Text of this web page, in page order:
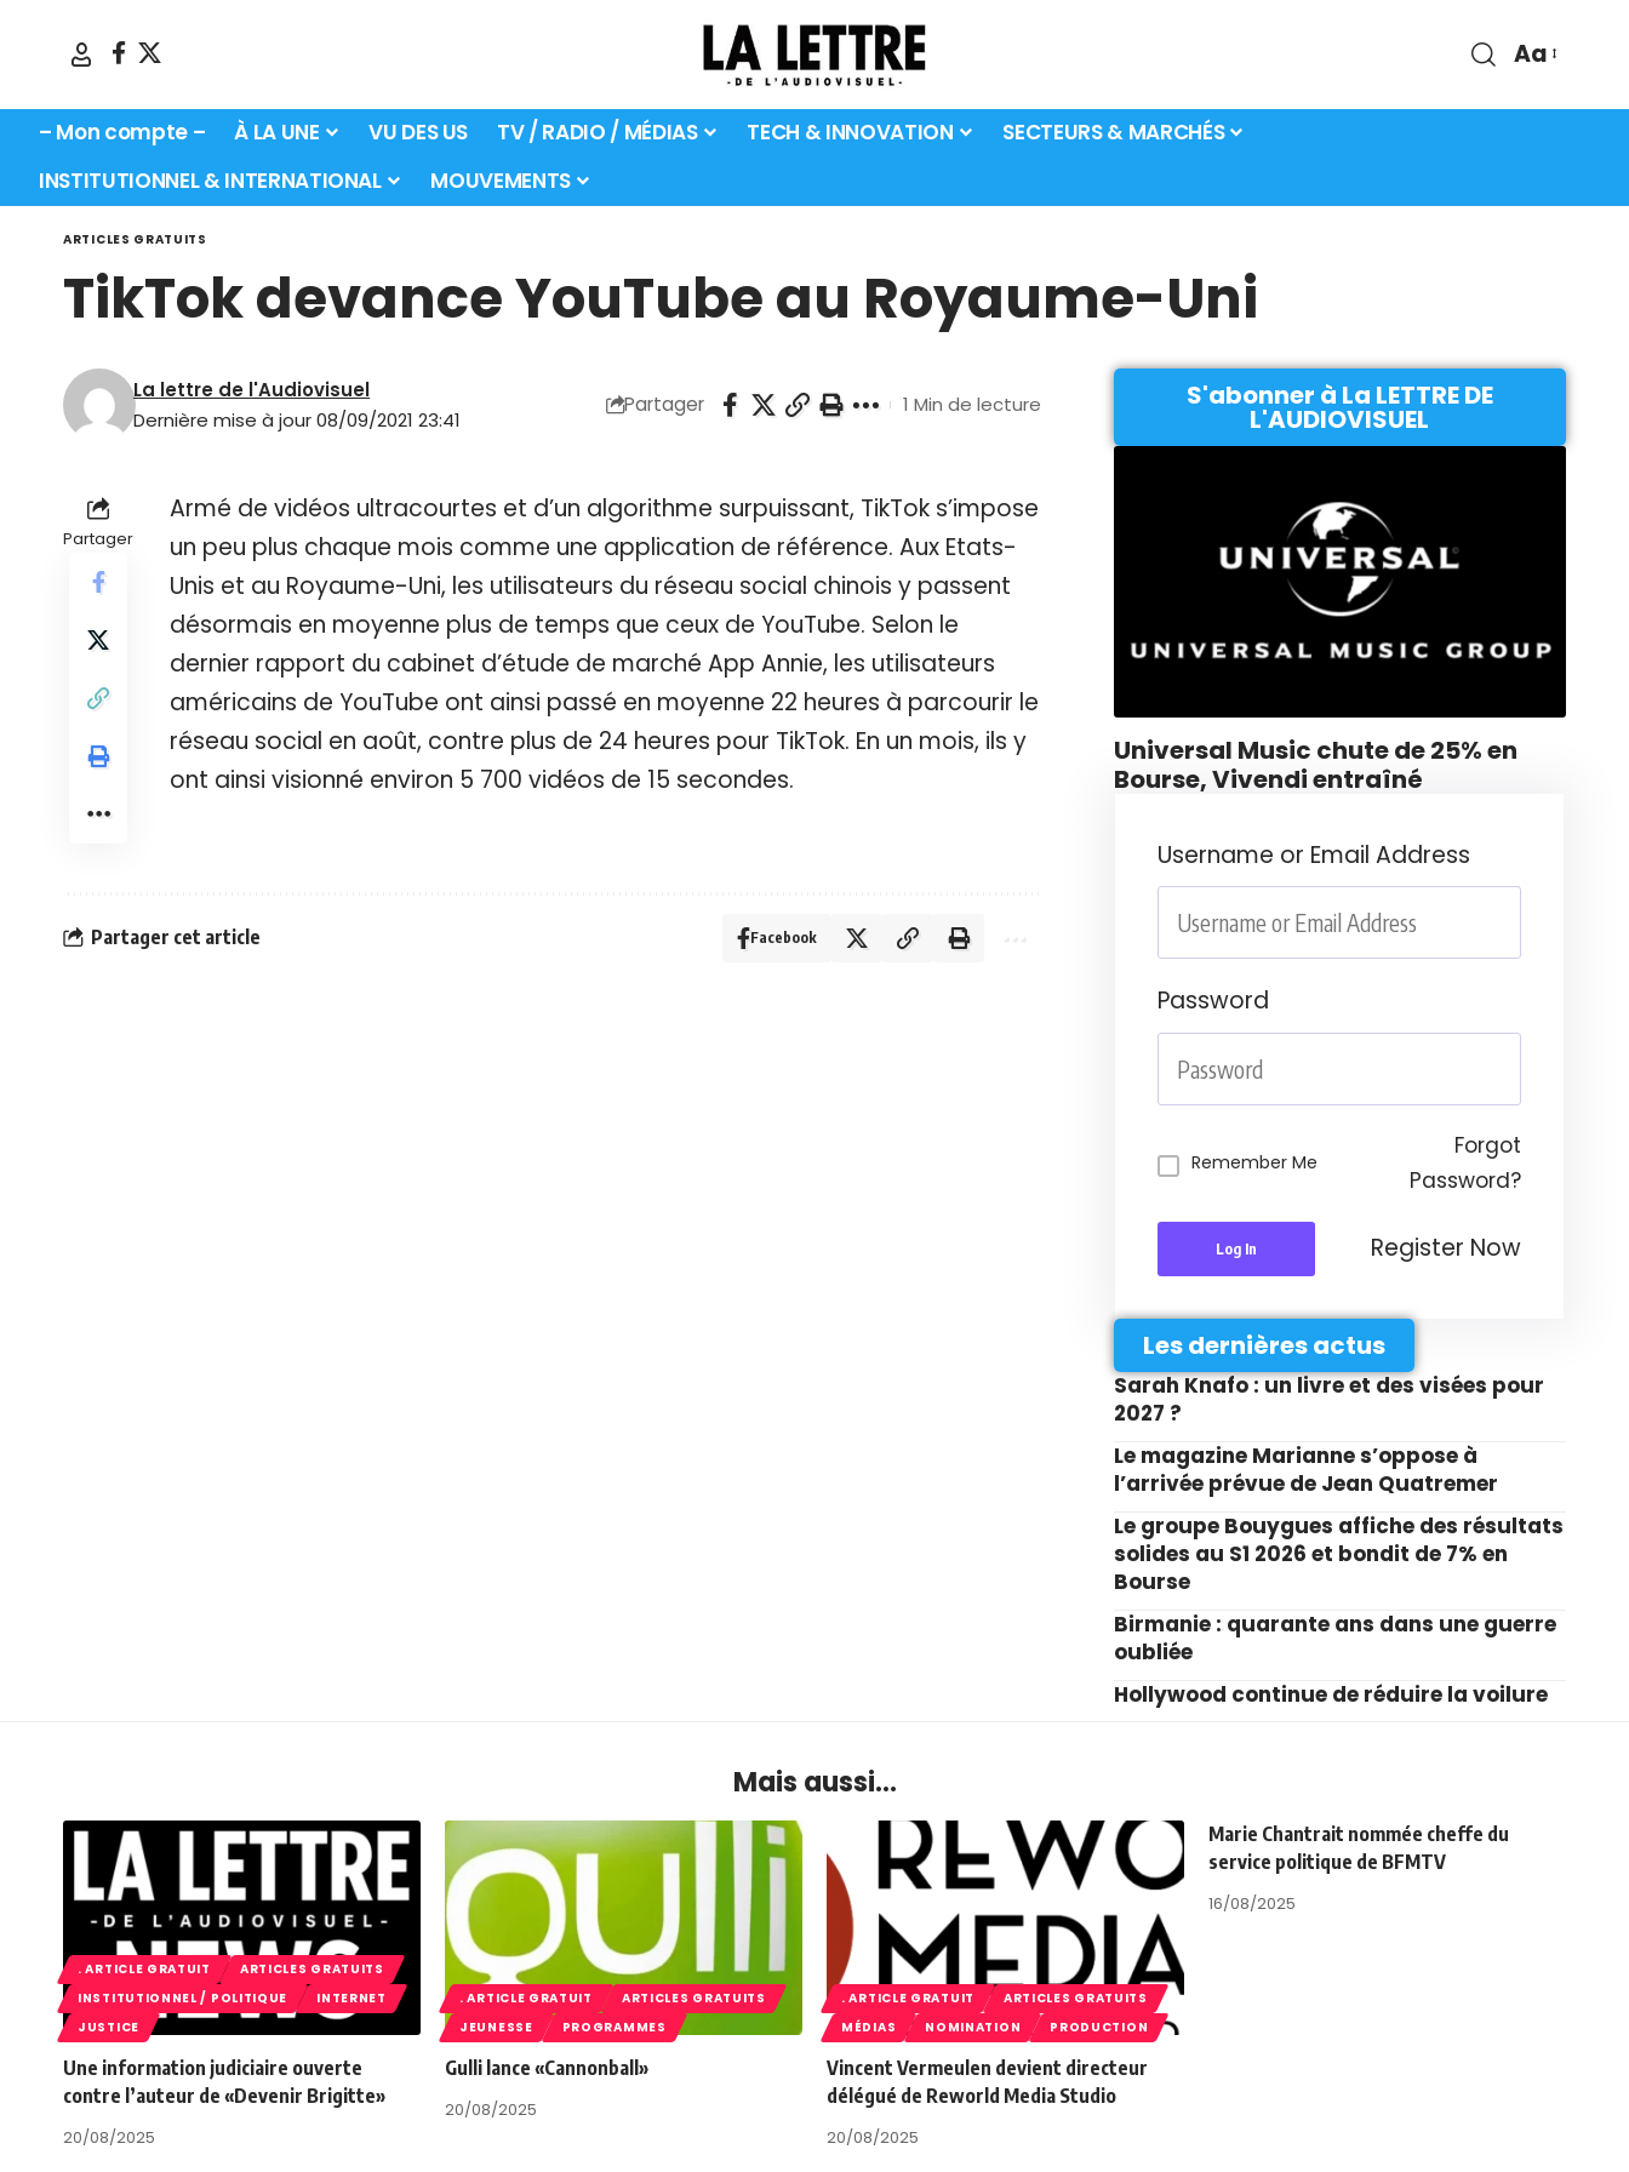
Aa
– Mon compte – À LA UNE VU DES US TV / RADIO / MÉDIAS TECH & INNOVATION
SECTEURS & MARCHÉS
INSTITUTIONNEL & INTERNATIONAL
MOUVEMENTS
ARTICLES GRATUITS
TikTok devance YouTube au Royaume-Uni
Dernière mise à jour 08/09/2021 23:41
La lettre de l'Audiovisuel
Partager 1 Min de lecture
Partager
Armé de vidéos ultracourtes et d’un algorithme surpuissant, TikTok s’impose
un peu plus chaque mois comme une application de référence. Aux Etats-
Unis et au Royaume-Uni, les utilisateurs du réseau social chinois y passent
désormais en moyenne plus de temps que ceux de YouTube. Selon le
dernier rapport du cabinet d’étude de marché App Annie, les utilisateurs
américains de YouTube ont ainsi passé en moyenne 22 heures à parcourir le
réseau social en août, contre plus de 24 heures pour TikTok. En un mois, ils y
ont ainsi visionné environ 5 700 vidéos de 15 secondes.
Partager cet article Facebook
S'abonner à La LETTRE DE
L'AUDIOVISUEL
Universal Music chute de 25% en
Bourse, Vivendi entraîné
Username or Email Address
Password
Remember Me
Forgot
Password?
Log In Register Now
Les dernières actus
Sarah Knafo : un livre et des visées pour
2027 ?
Le magazine Marianne s’oppose à
l’arrivée prévue de Jean Quatremer
Le groupe Bouygues affiche des résultats
solides au S1 2026 et bondit de 7% en
Bourse
Birmanie : quarante ans dans une guerre
oubliée
Hollywood continue de réduire la voilure
Mais aussi...
. ARTICLE GRATUIT
ARTICLES GRATUITS
INSTITUTIONNEL / POLITIQUE
INTERNET
JUSTICE
Une information judiciaire ouverte
contre l’auteur de «Devenir Brigitte»
20/08/2025
. ARTICLE GRATUIT
ARTICLES GRATUITS
JEUNESSE
PROGRAMMES
Gulli lance «Cannonball»
20/08/2025
. ARTICLE GRATUIT
ARTICLES GRATUITS
MÉDIAS
NOMINATION PRODUCTION
Vincent Vermeulen devient directeur
délégué de Reworld Media Studio
20/08/2025
Marie Chantrait nommée cheffe du
service politique de BFMTV
16/08/2025